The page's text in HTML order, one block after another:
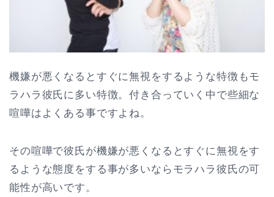
機嫌が悪くなるとすぐに無視をするような特徴もモ
ラハラ彼氏に多い特徴。付き合っていく中で些細な
喧嘩はよくある事ですよね。
その喧嘩で彼氏が機嫌が悪くなるとすぐに無視をす
るような態度をする事が多いならモラハラ彼氏の可
能性が高いです。